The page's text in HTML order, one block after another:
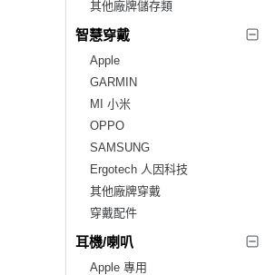
其他廠牌儲存類
智慧穿戴
Apple
GARMIN
MI 小米
OPPO
SAMSUNG
Ergotech 人因科技
其他廠牌穿戴
穿戴配件
耳機/喇叭
Apple 專用